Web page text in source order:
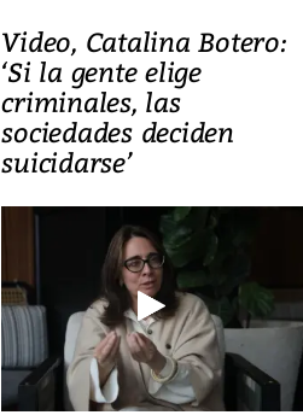
Video, Catalina Botero:
‘Si la gente elige
criminales, las
sociedades deciden
suicidarse’